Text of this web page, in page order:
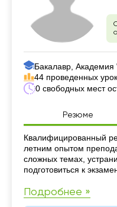
Бакалавр,
44 проведенных
0 свободных мест
Резюме
Резюме
Квалифицированный
летним опытом
сложных темах,
подготовиться к
Подробнее »